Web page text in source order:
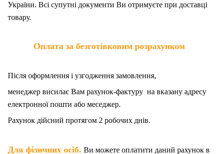
України. Всі супутні документи Ви отримуєте при доставці
товару.
Оплата за безготівковим розрахунком
Після оформлення і узгодження замовлення,
менеджер висилає Вам рахунок-фактуру на вказану адресу
електронної пошти або меседжер.
Рахунок дійсний протягом 2 робочих днів.
Для фізичних осіб. Ви можете оплатити даний рахунок в